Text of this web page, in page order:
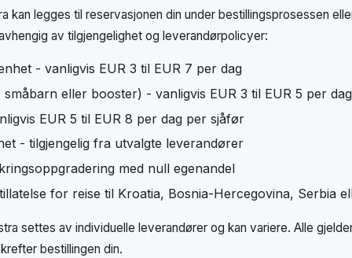
kan legges til reservasjonen din under bestillingsprosessen
av tilgjengelighet og leverandørpolicyer:
- vanligvis EUR 3 til EUR 7 per dag
eller booster) - vanligvis EUR 3 til EUR 5 per dag
EUR 5 til EUR 8 per dag per sjåfør
- tilgjengelig fra utvalgte leverandører
med null egenandel
for reise til Kroatia, Bosnia-Hercegovina, Serbia
settes av individuelle leverandører og kan variere. Alle
bestillingen din.